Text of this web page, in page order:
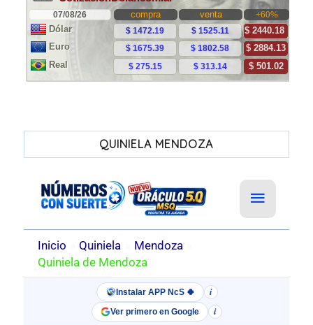
QUINIELA MENDOZA